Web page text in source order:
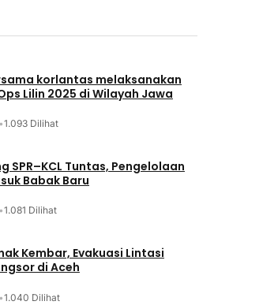
korlantas melaksanakan
Lilin 2025 di Wilayah Jawa
1.093 Dilihat
SPR–KCL Tuntas, Pengelolaan
Babak Baru
1.081 Dilihat
Kembar, Evakuasi Lintasi
di Aceh
1.040 Dilihat